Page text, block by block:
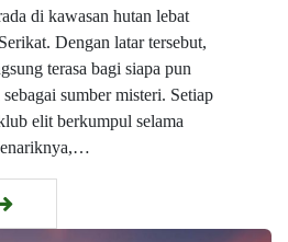
di kawasan hutan lebat
Dengan latar tersebut,
terasa bagi siapa pun
sumber misteri. Setiap
elit berkumpul selama